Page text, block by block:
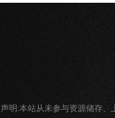
声明:本站从未参与资源储存、